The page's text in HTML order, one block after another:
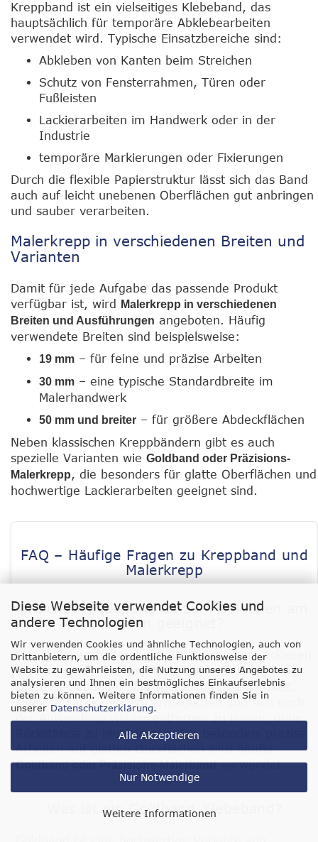
Diese Webseite verwendet Cookies und
andere Technologien
Wir verwenden Cookies und ähnliche Technologien, auch von
Drittanbietern, um die ordentliche Funktionsweise der
Website zu gewährleisten, die Nutzung unseres Angebotes zu
analysieren und Ihnen ein bestmögliches Einkaufserlebnis
bieten zu können. Weitere Informationen finden Sie in
unserer Datenschutzerklärung.
Alle Akzeptieren
Nur Notwendige
Weitere Informationen
Kreppband ist ein vielseitiges Klebeband, das
hauptsächlich für temporäre Abklebearbeiten
verwendet wird. Typische Einsatzbereiche sind:
Abkleben von Kanten beim Streichen
Schutz von Fensterrahmen, Türen oder
Fußleisten
Lackierarbeiten im Handwerk oder in der
Industrie
temporäre Markierungen oder Fixierungen
Durch die flexible Papierstruktur lässt sich das Band
auch auf leicht unebenen Oberflächen gut anbringen
und sauber verarbeiten.
Malerkrepp in verschiedenen Breiten und
Varianten
Damit für jede Aufgabe das passende Produkt
verfügbar ist, wird
Malerkrepp in verschiedenen
Breiten und Ausführungen angeboten. Häufig
verwendete Breiten sind beispielsweise:
19 mm – für feine und präzise Arbeiten
30 mm – eine typische Standardbreite im
Malerhandwerk
50 mm und breiter – für größere Abdeckflächen
Neben klassischen Kreppbändern gibt es auch
spezielle Varianten wie Goldband oder Präzisions-
Malerkrepp, die besonders für glatte Oberflächen und
hochwertige Lackierarbeiten geeignet sind.
FAQ – Häufige Fragen zu Kreppband und
Malerkrepp
Welches Klebeband ist zum Abkleben am
besten geeignet?
Für Abklebearbeiten beim Streichen oder Lackieren
eignet sich am bestenMalerkrepp oder Kreppband.
Diese Klebebänder sind speziell dafür entwickelt,
saubere Farbkanten zu ermöglichen und sich nach
der Anwendung wieder entfernen zu lassen, ohne
Rückstände zu hinterlassen. Für besonders präzise
Arbeiten auf glatten Oberflächen wird häufig
Goldband oder Präzisions-Malerbandverwendet.
Was ist ein Goldband-Klebeband?